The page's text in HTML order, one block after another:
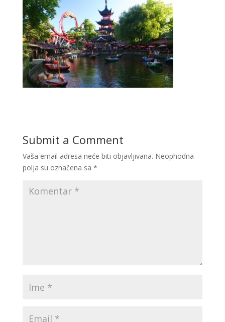
Submit a Comment
Vaša email adresa neće biti objavljivana. Neophodna
polja su označena sa *